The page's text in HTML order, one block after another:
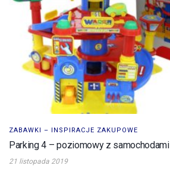
ZABAWKI – INSPIRACJE ZAKUPOWE
Parking 4 – poziomowy z samochodami
21 listopada 2019